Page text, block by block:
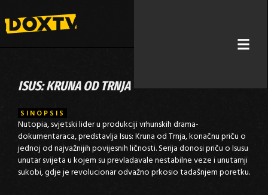
ISUS: KRUNA OD TRNJA
SINOPSIS
Nutopia, svjetski lider u produkciji vrhunskih drama-
dokumentaraca, predstavlja Isus: Kruna od Trnja, konačnu priču o
jednoj od najvažnijih povijesnih ličnosti. Serija donosi priču o Isusu
unutar svijeta u kojem su prevladavale nestabilne veze i unutarnji
sukobi, gdje je revolucionar odvažno prkosio tadašnjem poretku.